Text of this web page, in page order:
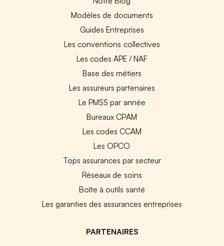
Modèles de documents
Guides Entreprises
Les conventions collectives
Les codes APE / NAF
Base des métiers
Les assureurs partenaires
Le PMSS par année
Bureaux CPAM
Les codes CCAM
Les OPCO
Tops assurances par secteur
Réseaux de soins
Boîte à outils santé
Les garanties des assurances entreprises
PARTENAIRES